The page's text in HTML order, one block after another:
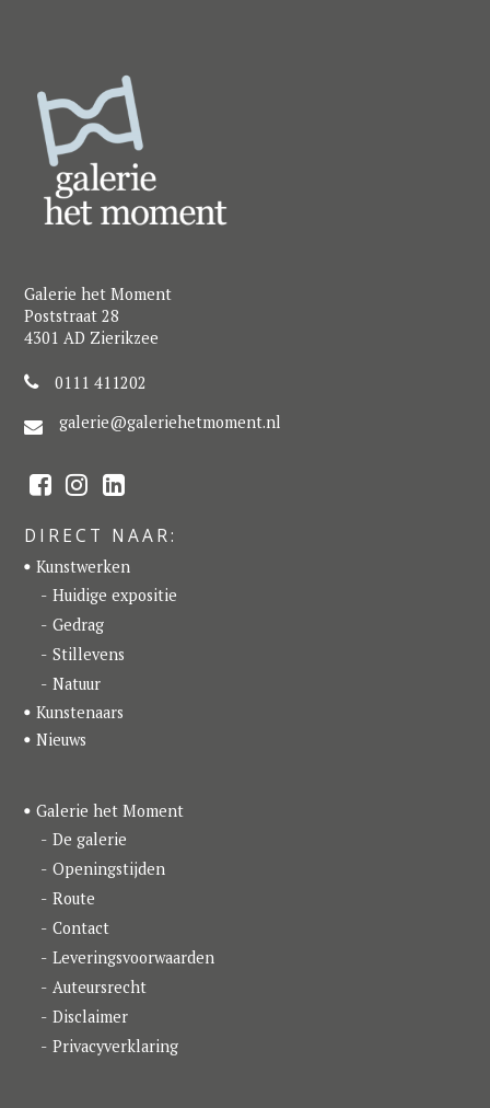
Galerie het Moment
Poststraat 28
4301 AD Zierikzee
0111 411202
galerie@galeriehetmoment.nl
F
a
e
b
o
o
k
t
a
g
r
a
m
L
i
k
e
d
I
n
DIRECT NAAR:
Kunstwerken
Huidige expositie
Gedrag
Stillevens
Natuur
Kunstenaars
Nieuws
Galerie het Moment
De galerie
Openingstijden
Route
Contact
Leveringsvoorwaarden
Auteursrecht
Disclaimer
Privacyverklaring